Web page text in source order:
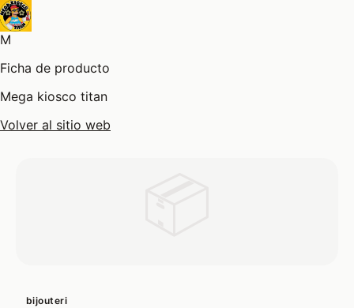
M
Ficha de producto
Mega kiosco titan
Volver al sitio web
bijouteri